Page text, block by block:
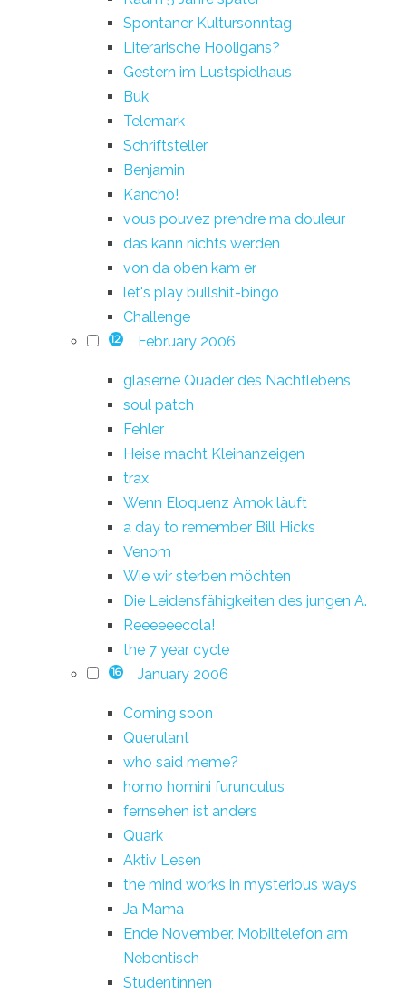
Spontaner Kultursonntag
Literarische Hooligans?
Gestern im Lustspielhaus
Buk
Telemark
Schriftsteller
Benjamin
Kancho!
vous pouvez prendre ma douleur
das kann nichts werden
von da oben kam er
let's play bullshit-bingo
Challenge
12 February 2006
gläserne Quader des Nachtlebens
soul patch
Fehler
Heise macht Kleinanzeigen
trax
Wenn Eloquenz Amok läuft
a day to remember Bill Hicks
Venom
Wie wir sterben möchten
Die Leidensfähigkeiten des jungen A.
Reeeeeecola!
the 7 year cycle
16 January 2006
Coming soon
Querulant
who said meme?
homo homini furunculus
fernsehen ist anders
Quark
Aktiv Lesen
the mind works in mysterious ways
Ja Mama
Ende November, Mobiltelefon am
Nebentisch
Studentinnen